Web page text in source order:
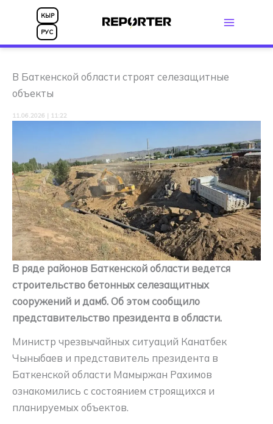
Перейти
содержимому
КЫР
РУС
В Баткенской области строят селезащитные
объекты
11.06.2026 | 11:22
В ряде районов Баткенской области ведется
строительство бетонных селезащитных
сооружений и дамб. Об этом сообщило
представительство президента в области.
Министр чрезвычайных ситуаций Канатбек
Чыныбаев и представитель президента в
Баткенской области Мамыржан Рахимов
ознакомились с состоянием строящихся и
планируемых объектов.